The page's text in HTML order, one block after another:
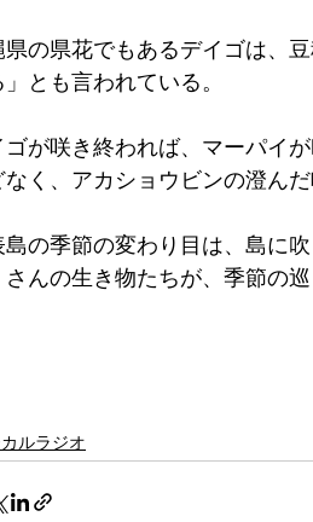
県の県花でもあるデイゴは、
とも言われている。
ゴが咲き終われば、マーパイ
なく、アカショウビンの澄ん
島の季節の変わり目は、島に
さんの生き物たちが、季節の
ルラジオ